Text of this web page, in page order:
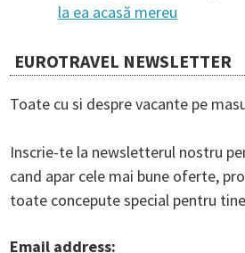
o
n
la ea acasă mereu
EUROTRAVEL NEWSLETTER
Toate cu si despre vacante pe
Inscrie-te la newsletterul nostru
cand apar cele mai bune oferte,
toate concepute special pentru
Email address: